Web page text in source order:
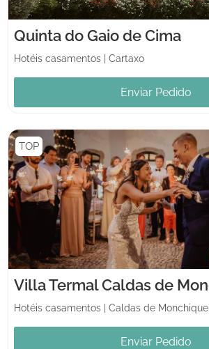
Quinta do Gaio de Cima
Hotéis casamentos Cartaxo
Enviar Pedido
TOP
Hotéis casamentos Caldas de Monchique
Enviar Pedido